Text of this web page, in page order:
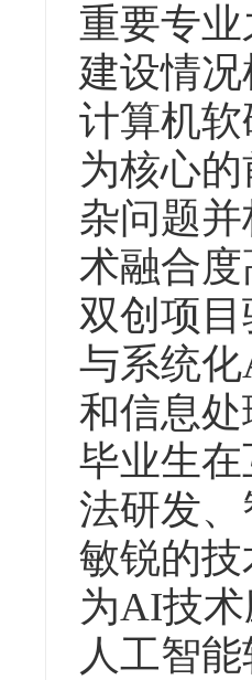
重要专业
建设情
计算机
为核心
杂问题
术融合
双创项
与系统
和信息
毕业生
法研发
敏锐的
为AI技
人工智